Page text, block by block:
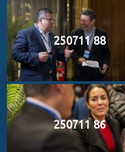
250711 88
250711 86